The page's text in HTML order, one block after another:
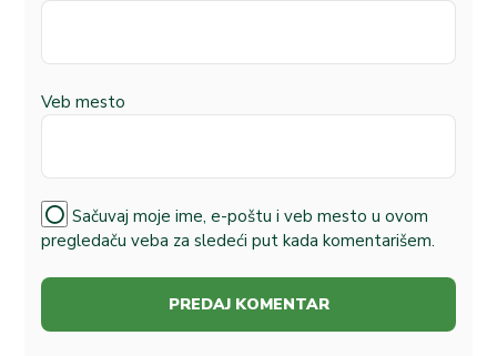
Veb mesto
Sačuvaj moje ime, e-poštu i veb mesto u ovom
pregledaču veba za sledeći put kada komentarišem.